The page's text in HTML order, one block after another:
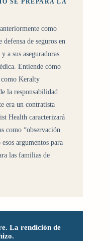
como
de seguros en
a sus aseguradoras
Entiende cómo
Keralty
la responsabilidad
era un contratista
Health caracterizará
como “observación
argumentos para
las familias de
La rendición de